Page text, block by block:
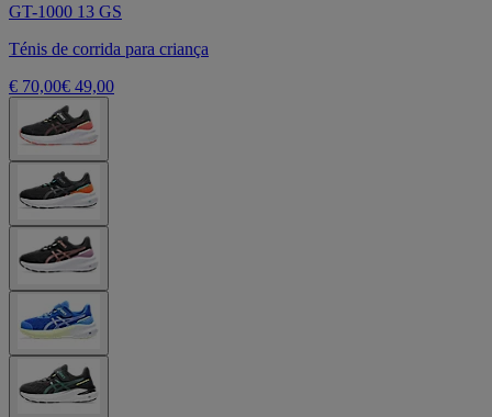
GT-1000 13 GS
Ténis de corrida para criança
€ 70,00€ 49,00